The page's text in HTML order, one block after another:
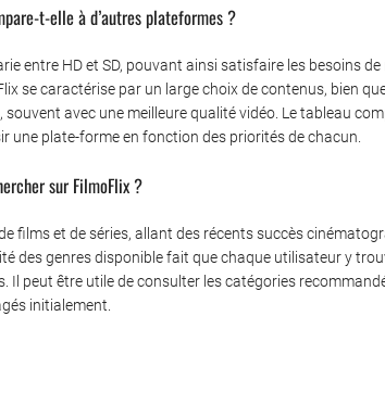
t-elle à d’autres plateformes ?
entre HD et SD, pouvant ainsi satisfaire les besoins
se caractérise par un large choix de contenus, bien
souvent avec une meilleure qualité vidéo. Le tableau
une plate-forme en fonction des priorités de chacun.
sur FilmoFlix ?
films et de séries, allant des récents succès
des genres disponible fait que chaque utilisateur y
Il peut être utile de consulter les catégories
initialement.